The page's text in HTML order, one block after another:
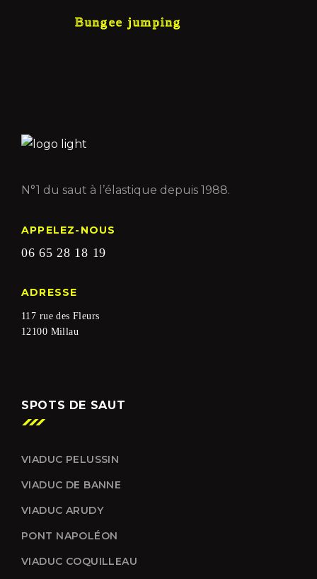
Bungee jumping
N°1 du saut à l’élastique depuis 1988.
APPELEZ-NOUS
06 65 28 18 19
ADRESSE
117 rue des Fleurs
12100 Millau
SPOTS DE SAUT
VIADUC PELUSSIN
VIADUC DE BANNE
VIADUC ARUDY
PONT NAPOLÉON
VIADUC COQUILLEAU